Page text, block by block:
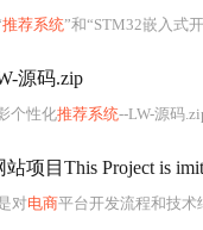
推荐系统”和“STM32嵌入式
源码.zip
个性化推荐系统--LW-源码.zip'
项目This Project is
对电商平台开发流程和技术细节的一